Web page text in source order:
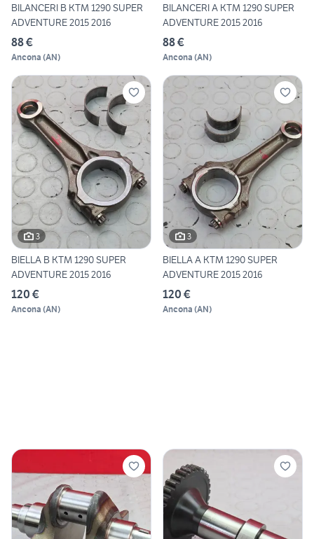
BILANCERI B KTM 1290 SUPER
ADVENTURE 2015 2016
88 €
Ancona (AN)
BILANCERI A KTM 1290 SUPER
ADVENTURE 2015 2016
88 €
Ancona (AN)
3
BIELLA B KTM 1290 SUPER
ADVENTURE 2015 2016
120 €
Ancona (AN)
3
BIELLA A KTM 1290 SUPER
ADVENTURE 2015 2016
120 €
Ancona (AN)